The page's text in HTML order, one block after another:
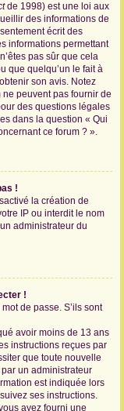
de 1998) est une loi aux
des informations de
écrit des
informations permettant
pas sûr que cela
que quelqu’un le fait à
son avis. Notez
peuvent pas fournir de
des questions légales
dans la question « Qui
ce forum ? ».
!
la création de
IP ou interdit le nom
administrateur du
!
de passe. S’ils sont
avoir moins de 13 ans
instructions reçues par
que toute nouvelle
un administrateur
est indiquée lors
ses instructions.
ayez fourni une